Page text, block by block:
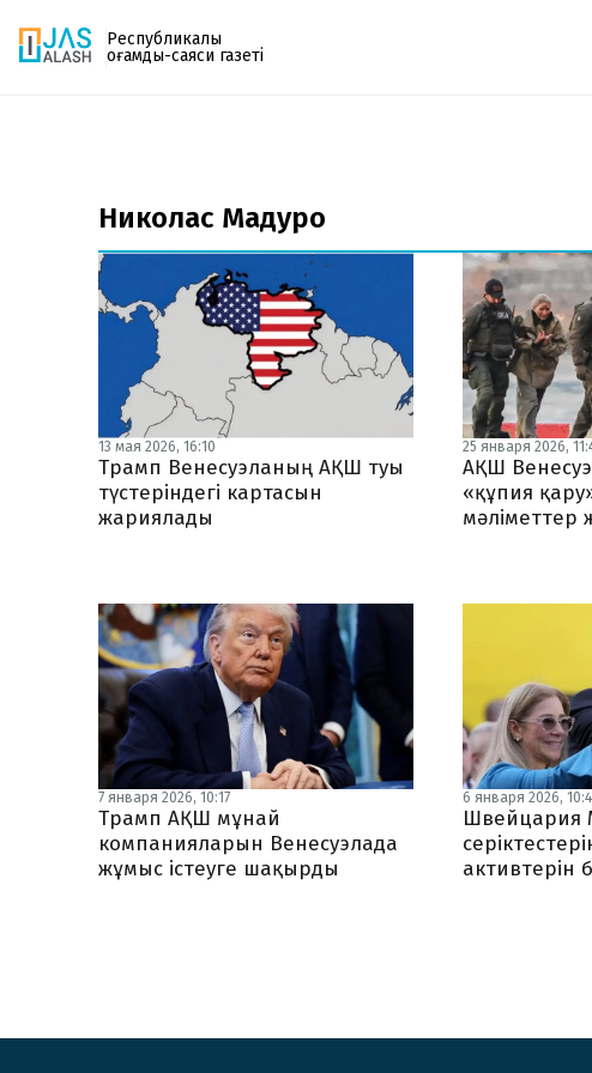
Республикалық
қоғамдық-саяси газеті
поштаңызға алып отырыңыз. Жаңа нөмір
шыққан сәтте сізге бірден жіберіледі. Тек email
енгізіңіз, біз қалғанын өзіміз жібереміз.
Николас Мадуро
13 мая 2026, 16:10
Трамп Венесуэланың АҚШ туы
түстеріндегі картасын
жариялады
25 января 2026,
АҚШ
«құпия
мәліметтер
7 января 2026, 10:17
Трамп АҚШ мұнай
компанияларын Венесуэлада
жұмыс істеуге шақырды
6 января 2026,
Швейцария
активтерін